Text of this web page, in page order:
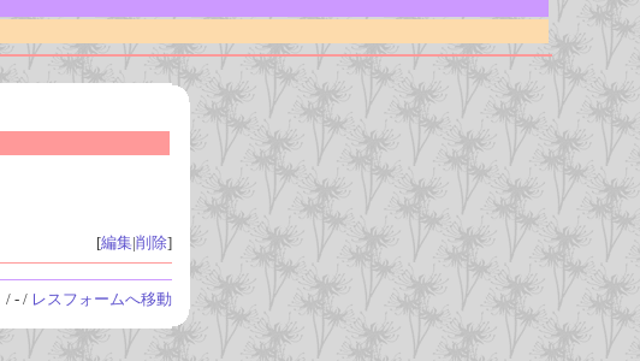
[編集|削除]
/ - / レスフォームへ移動